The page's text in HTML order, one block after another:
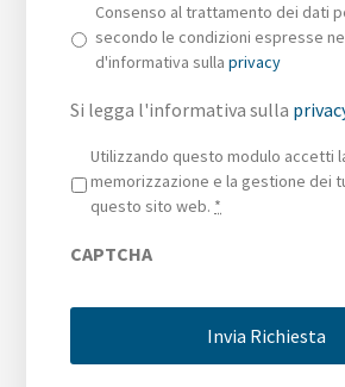
Consenso al trattamento dei dati
secondo le condizioni espresse
d'informativa sullaprivacy
Si legga l'informativa sulla
Privacy *
Utilizzando questo modulo accetti
memorizzazione e la gestione dei
questo sito web. *
CAPTCHA